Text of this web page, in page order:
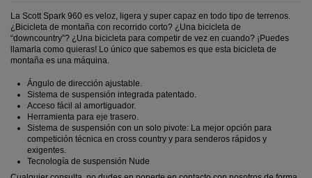
La Scott Spark 960 es veloz, ligera y super capaz en todo tipo de terrenos.
¿Bicicleta de montaña con recorrido corto? ¿Una bicicleta de
“downcountry”? ¿Una bicicleta para competir de vez en cuando? ¡Puedes
llamarla como quieras! Lo único que sabemos es que esta bicicleta de
montaña es una máquina.
Ángulo de dirección ajustable.
Sistema de suspensión integrada patentado.
Acceso fácil al amortiguador.
Herramienta para eje trasero.
Sistema de suspensión con un solo pivote: La mejor opción para
competición técnica en cross country y para senderos rápidos y
exigentes.
Tecnología de suspensión Nude